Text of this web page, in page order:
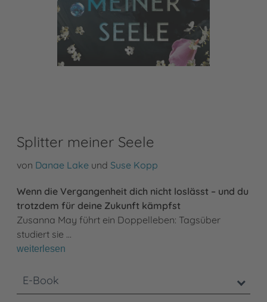
Splitter meiner Seele
von Danae Lake und Suse Kopp
Wenn die Vergangenheit dich nicht loslässt – und du
trotzdem für deine Zukunft kämpfst
Zusanna May führt ein Doppelleben: Tagsüber
studiert sie …
weiterlesen
E-Book